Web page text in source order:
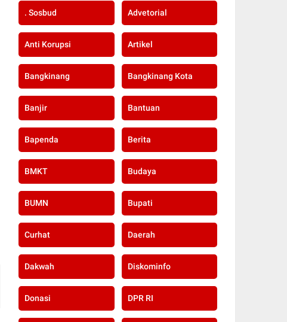
. Sosbud Advetorial
Anti Korupsi Artikel
Bangkinang Bangkinang Kota
Banjir Bantuan
Bapenda Berita
BMKT Budaya
BUMN Bupati
Curhat Daerah
Dakwah Diskominfo
Donasi DPR RI